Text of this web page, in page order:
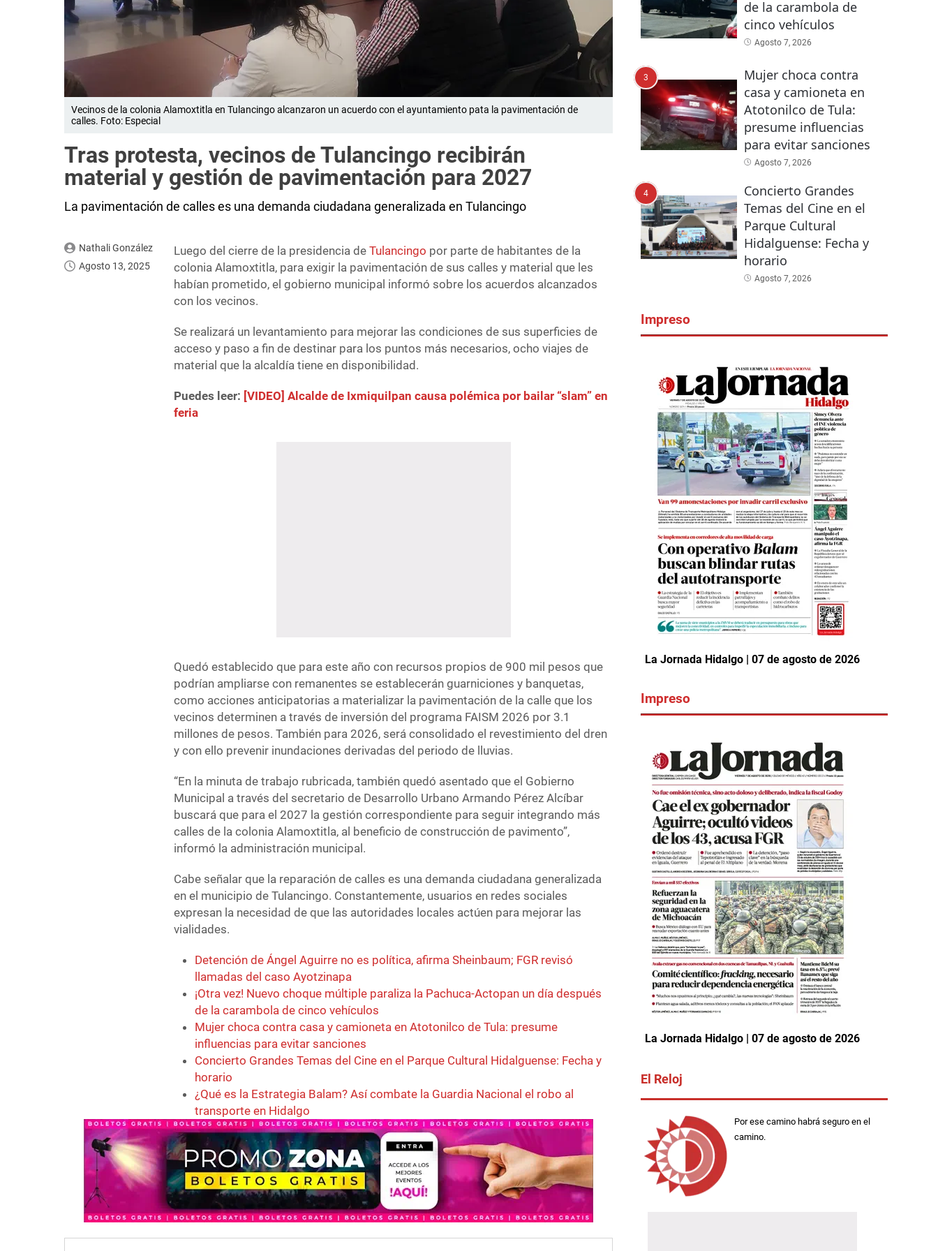
Vecinos de la colonia Alamoxtitla en Tulancingo alcanzaron un acuerdo con el ayuntamiento pata la pavimentación de
calles. Foto: Especial
Tras protesta, vecinos de Tulancingo recibirán
material y gestión de pavimentación para 2027
La pavimentación de calles es una demanda ciudadana generalizada en Tulancingo
Nathali González
Agosto 13, 2025
Luego del cierre de la presidencia de Tulancingo por parte de habitantes de la
colonia Alamoxtitla, para exigir la pavimentación de sus calles y material que les
habían prometido, el gobierno municipal informó sobre los acuerdos alcanzados
con los vecinos.
Se realizará un levantamiento para mejorar las condiciones de sus superficies de
acceso y paso a fin de destinar para los puntos más necesarios, ocho viajes de
material que la alcaldía tiene en disponibilidad.
Puedes leer: [VIDEO] Alcalde de Ixmiquilpan causa polémica por bailar “slam” en
feria
Quedó establecido que para este año con recursos propios de 900 mil pesos que
podrían ampliarse con remanentes se establecerán guarniciones y banquetas,
como acciones anticipatorias a materializar la pavimentación de la calle que los
vecinos determinen a través de inversión del programa FAISM 2026 por 3.1
millones de pesos. También para 2026, será consolidado el revestimiento del dren
y con ello prevenir inundaciones derivadas del periodo de lluvias.
“En la minuta de trabajo rubricada, también quedó asentado que el Gobierno
Municipal a través del secretario de Desarrollo Urbano Armando Pérez Alcíbar
buscará que para el 2027 la gestión correspondiente para seguir integrando más
calles de la colonia Alamoxtitla, al beneficio de construcción de pavimento”,
informó la administración municipal.
Cabe señalar que la reparación de calles es una demanda ciudadana generalizada
en el municipio de Tulancingo. Constantemente, usuarios en redes sociales
expresan la necesidad de que las autoridades locales actúen para mejorar las
vialidades.
Detención de Ángel Aguirre no es política, afirma Sheinbaum; FGR revisó
llamadas del caso Ayotzinapa
¡Otra vez! Nuevo choque múltiple paraliza la Pachuca-Actopan un día después
de la carambola de cinco vehículos
Mujer choca contra casa y camioneta en Atotonilco de Tula: presume
influencias para evitar sanciones
Concierto Grandes Temas del Cine en el Parque Cultural Hidalguense: Fecha y
horario
¿Qué es la Estrategia Balam? Así combate la Guardia Nacional el robo al
transporte en Hidalgo
de la carambola de
cinco vehículos
Agosto 7, 2026
3
Mujer choca contra
casa y camioneta en
Atotonilco de Tula:
presume influencias
para evitar sanciones
Agosto 7, 2026
4
Concierto Grandes
Temas del Cine en el
Parque Cultural
Hidalguense: Fecha y
horario
Agosto 7, 2026
Impreso
La Jornada Hidalgo | 07 de agosto de 2026
Impreso
La Jornada Hidalgo | 07 de agosto de 2026
El Reloj
Por ese camino habrá seguro en el
camino.